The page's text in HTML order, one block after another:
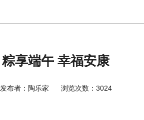
粽享端午 幸福安康
发布者：陶乐家 浏览次数：3024